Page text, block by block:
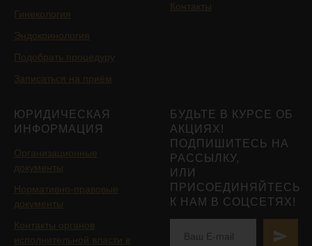
Гинекология
Эндокринология
Подобрать процедуру
Записаться на приём
Контакты
ЮРИДИЧЕСКАЯ
ИНФОРМАЦИЯ
Организационные
документы
Нормативно-правовые
документы
Контакты органов
исполнительной власти в
БУДЬТЕ В КУРСЕ ОБ
АКЦИЯХ!
ПОДПИШИТЕСЬ НА
РАССЫЛКУ,
ИЛИ
ПРИСОЕДИНЯЙТЕСЬ
К НАМ В СОЦСЕТЯХ!